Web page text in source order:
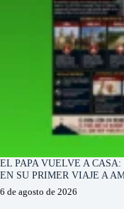
EL PAPA VUELVE A
EN SU PRIMER VIAJE A
6 de agosto de 2026